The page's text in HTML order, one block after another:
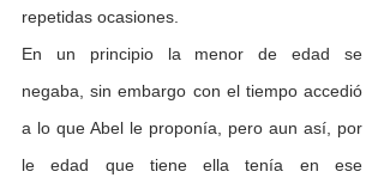
repetidas ocasiones.
En un principio la menor de edad se
negaba, sin embargo con el tiempo accedió
a lo que Abel le proponía, pero aun así, por
le edad que tiene ella tenía en ese